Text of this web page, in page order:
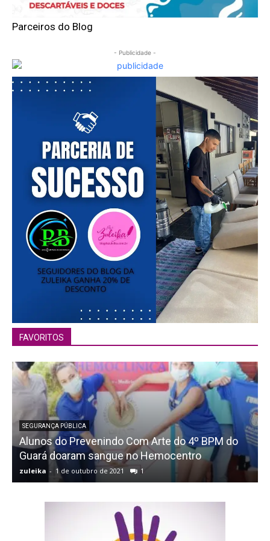
Parceiros do Blog
- Publicidade -
FAVORITOS
SEGURANÇA PÚBLICA
Alunos do Prevenindo Com Arte do 4º BPM do
Guará doaram sangue no Hemocentro
zuleika - 1 de outubro de 2021 1